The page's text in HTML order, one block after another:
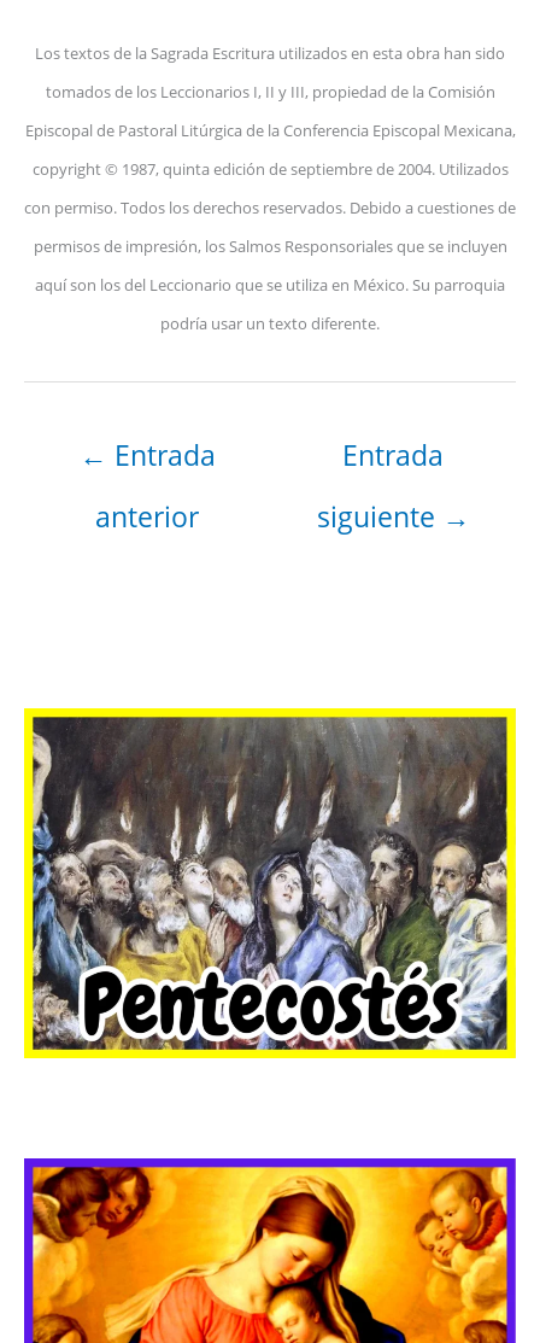
Los textos de la Sagrada Escritura utilizados en esta obra han sido
tomados de los Leccionarios I, II y III, propiedad de la Comisión
Episcopal de Pastoral Litúrgica de la Conferencia Episcopal Mexicana,
copyright © 1987, quinta edición de septiembre de 2004. Utilizados
con permiso. Todos los derechos reservados. Debido a cuestiones de
permisos de impresión, los Salmos Responsoriales que se incluyen
aquí son los del Leccionario que se utiliza en México. Su parroquia
podría usar un texto diferente.
← Entrada
anterior
Entrada
siguiente →